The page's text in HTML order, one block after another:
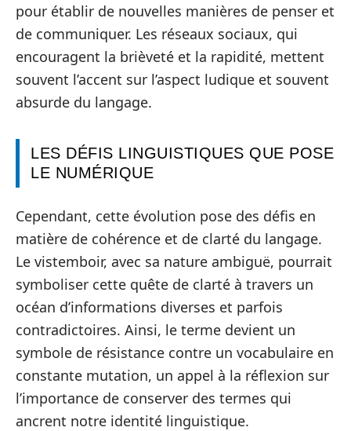
pour établir de nouvelles manières de penser et
de communiquer. Les réseaux sociaux, qui
encouragent la brièveté et la rapidité, mettent
souvent l’accent sur l’aspect ludique et souvent
absurde du langage.
LES DÉFIS LINGUISTIQUES QUE POSE
LE NUMÉRIQUE
Cependant, cette évolution pose des défis en
matière de cohérence et de clarté du langage.
Le vistemboir, avec sa nature ambiguë, pourrait
symboliser cette quête de clarté à travers un
océan d’informations diverses et parfois
contradictoires. Ainsi, le terme devient un
symbole de résistance contre un vocabulaire en
constante mutation, un appel à la réflexion sur
l’importance de conserver des termes qui
ancrent notre identité linguistique.